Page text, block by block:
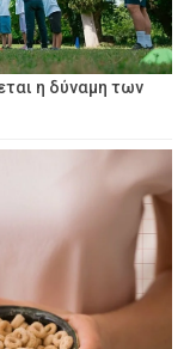
η δύναμη των